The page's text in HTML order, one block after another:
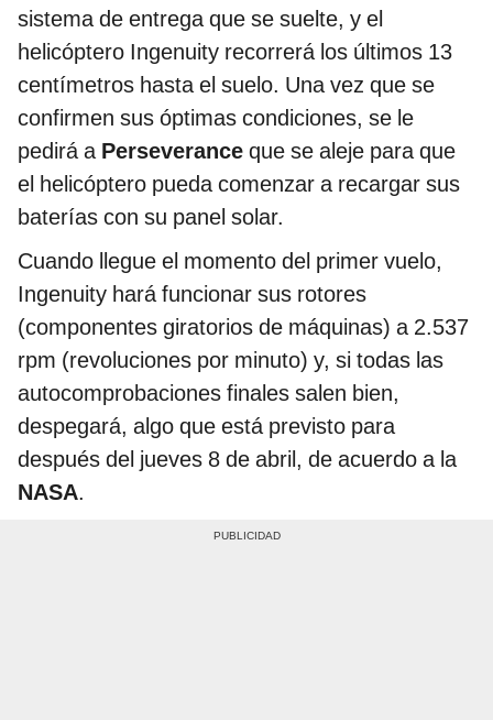
sistema de entrega que se suelte, y el
helicóptero Ingenuity recorrerá los últimos 13
centímetros hasta el suelo. Una vez que se
confirmen sus óptimas condiciones, se le
pedirá a Perseverance que se aleje para que
el helicóptero pueda comenzar a recargar sus
baterías con su panel solar.
Cuando llegue el momento del primer vuelo,
Ingenuity hará funcionar sus rotores
(componentes giratorios de máquinas) a 2.537
rpm (revoluciones por minuto) y, si todas las
autocomprobaciones finales salen bien,
despegará, algo que está previsto para
después del jueves 8 de abril, de acuerdo a la
NASA.